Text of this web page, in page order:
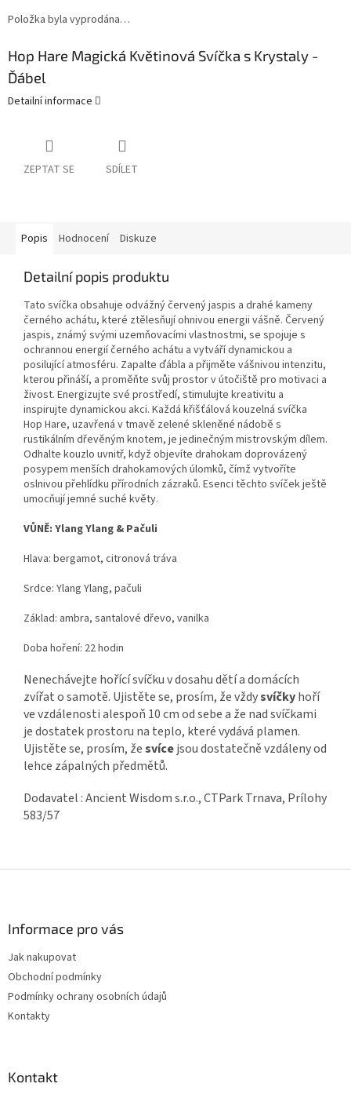
Položka byla vyprodána…
Hop Hare Magická Květinová Svíčka s Krystaly -
Ďábel
Detailní informace
ZEPTAT SE SDÍLET
Popis Hodnocení Diskuze
Detailní popis produktu
Tato svíčka obsahuje odvážný červený jaspis a drahé kameny
černého achátu, které ztělesňují ohnivou energii vášně. Červený
jaspis, známý svými uzemňovacími vlastnostmi, se spojuje s
ochrannou energií černého achátu a vytváří dynamickou a
posilující atmosféru. Zapalte ďábla a přijměte vášnivou intenzitu,
kterou přináší, a proměňte svůj prostor v útočiště pro motivaci a
živost. Energizujte své prostředí, stimulujte kreativitu a
inspirujte dynamickou akci. Každá křišťálová kouzelná svíčka
Hop Hare, uzavřená v tmavě zelené skleněné nádobě s
rustikálním dřevěným knotem, je jedinečným mistrovským dílem.
Odhalte kouzlo uvnitř, když objevíte drahokam doprovázený
posypem menších drahokamových úlomků, čímž vytvoříte
oslnivou přehlídku přírodních zázraků. Esenci těchto svíček ještě
umocňují jemné suché květy.
VŮNĚ: Ylang Ylang & Pačuli
Hlava: bergamot, citronová tráva
Srdce: Ylang Ylang, pačuli
Základ: ambra, santalové dřevo, vanilka
Doba hoření: 22 hodin
Nenechávejte hořící svíčku v dosahu dětí a domácích
zvířat o samotě. Ujistěte se, prosím, že vždysvíčkyhoří
ve vzdálenosti alespoň 10 cm od sebe a že nad svíčkami
je dostatek prostoru na teplo, které vydává plamen.
Ujistěte se, prosím, žesvícejsou dostatečně vzdáleny od
lehce zápalných předmětů.
Dodavatel : Ancient Wisdom s.r.o., CTPark Trnava, Prílohy
583/57
Informace pro vás
Jak nakupovat
Obchodní podmínky
Podmínky ochrany osobních údajů
Kontakty
Kontakt